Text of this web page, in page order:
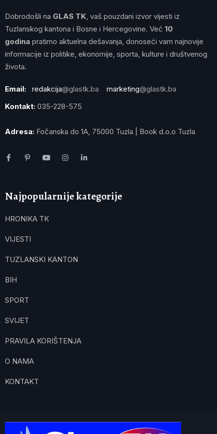
Dobrodošli na GLAS TK , vaš pouzdani izvor vijesti iz
Tuzlanskog kantona i Bosne i Hercegovine. Već 10
godina pratimo aktuelna dešavanja, donoseći vam najnovije
informacije iz politike, ekonomije, sporta, kulture i društvenog
života.
Email: redakcija@glastk.ba marketing@glastk.ba
Kontakt: 035-228-575
Adresa: Fočanska do 1A, 75000 Tuzla | Book d.o.o Tuzla
Najpopularnije kategorije
HRONIKA TK
VIJESTI
TUZLANSKI KANTON
BIH
SPORT
SVIJET
PRAVILA KORIŠTENJA
O NAMA
KONTAKT